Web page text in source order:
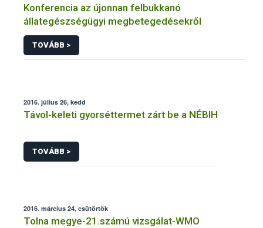
Konferencia az újonnan felbukkanó
állategészségügyi megbetegedésekről
TOVÁBB >
2016. július 26, kedd
Távol-keleti gyorséttermet zárt be a NÉBIH
TOVÁBB >
2016. március 24, csütörtök
Tolna megye-21.számú vizsgálat-WMO